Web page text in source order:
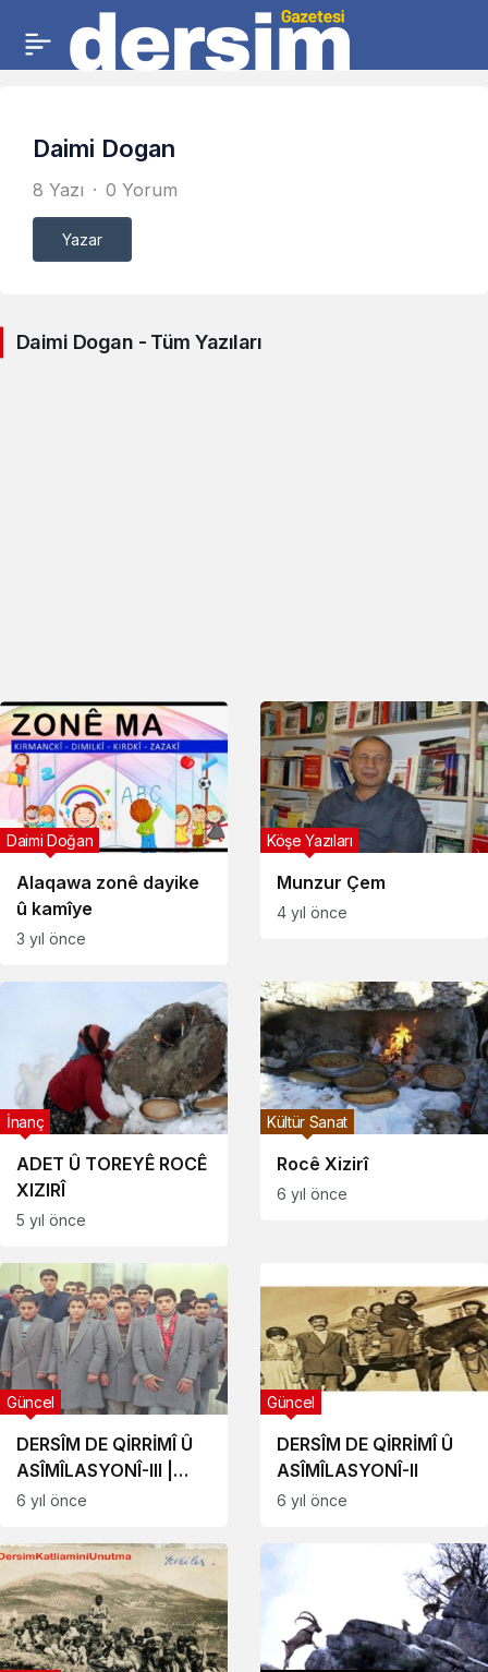
Daimi Dogan
8 Yazı 0 Yorum
Yazar
Daimi Dogan - Tüm Yazıları
Alaqawa zonê dayike
û kamîye
Daimi Doğan
3 yıl önce
Munzur Çem
Köşe Yazıları
4 yıl önce
ADET Û TOREYÊ ROCÊ
XIZIRÎ
İnanç
5 yıl önce
Rocê Xizirî
Kültür Sanat
6 yıl önce
DERSÎM DE QİRRİMÎ Û
ASÎMÎLASYONÎ-III |
Derbeya 12 Êlule ra
Güncel
6 yıl önce
DERSÎM DE QİRRİMÎ Û
ASÎMÎLASYONÎ-II
Güncel
6 yıl önce